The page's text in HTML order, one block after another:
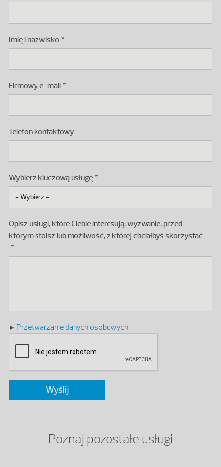
Imię i nazwisko
Firmowy e-mail
Telefon kontaktowy
Wybierz kluczową usługę
Opisz usługi, które Ciebie interesują, wyzwanie, przed
którym stoisz lub możliwość, z której chciałbyś skorzystać
Przetwarzanie danych osobowych
Poznaj pozostałe usługi